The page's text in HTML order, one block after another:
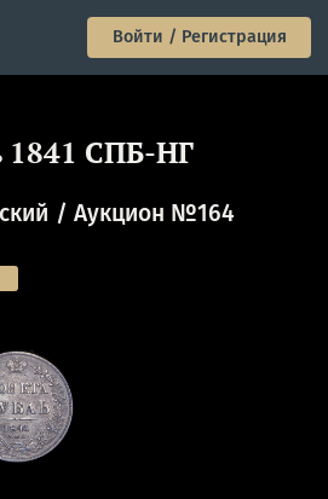
Войти / Регистрация
1841 СПБ-НГ
Аукцион №164